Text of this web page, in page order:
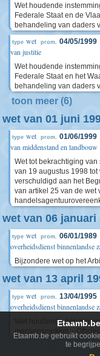
Wet houdende
Federale Staat en de
behandeling van daders
type wet prom. 04/05/1999
van justitie
Wet houdende
Federale Staat en het
behandeling van daders
toon meer (6)
wet van 01 juni
type wet prom. 01/06/1999
van middenstand en landbouw
Wet tot bekrachtiging
van 19 augustus 1998
verschuldigd aan het
van artikel 25 van de wet
wet van 06 januari
type wet prom. 06/01/1989
overheidsdienst binnenlandse
Bijzondere wet op het
wet van 13 april
type wet prom. 13/04/1995
overheidsdienst binnenlandse
Wet houdende
mensensmokkel. -
Etaamb.be gebruikt
te